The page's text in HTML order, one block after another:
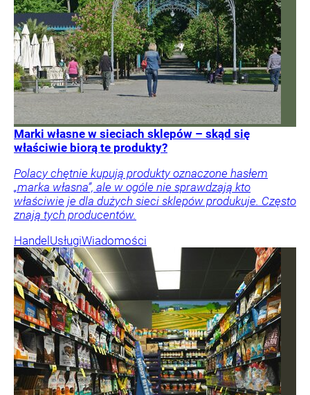
Marki własne w sieciach sklepów – skąd się
właściwie biorą te produkty?
Polacy chętnie kupują produkty oznaczone hasłem
„marka własna”, ale w ogóle nie sprawdzają kto
właściwie je dla dużych sieci sklepów produkuje. Często
znają tych producentów.
Handel UsługiWiadomości